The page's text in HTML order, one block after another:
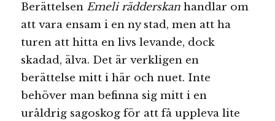
Berättelsen Emeli rädderskan handlar om
att vara ensam i en ny stad, men att ha
turen att hitta en livs levande, dock
skadad, älva. Det är verkligen en
berättelse mitt i här och nuet. Inte
behöver man befinna sig mitt i en
uråldrig sagoskog för att få uppleva lite